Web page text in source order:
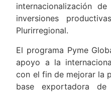
internacionalización
inversiones
Plurirregional.
El programa Pyme
apoyo a la
con el fin de mejorar la
base exportadora de